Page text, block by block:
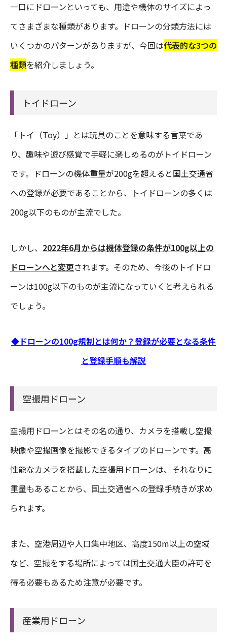
一口にドローンといっても、用途や機体のサイズによっ
てさまざまな種類があります。ドローンの分類方法には
いくつかのパターンがありますが、今回は代表的な3つの
種類を紹介しましょう。
トイドローン
「トイ（Toy）」とは玩具のことを意味する言葉であ
り、趣味や遊び感覚で手軽に楽しめるのがトイドローン
です。ドローンの機体重量が200gを超えると国土交通省
への登録が必要であることから、トイドローンの多くは
200g以下のものが主流でした。
しかし、 2022年6月からは機体登録の条件が100g以上の
ドローンへと変更されます。そのため、今後のトイドロ
ーンは100g以下のものが主流になっていくと考えられる
でしょう。
◆ドローンの100g規制とは何か？登録が必要となる条件
と登録手順も解説
空撮用ドローン
空撮用ドローンとはその名の通り、カメラを搭載し空撮
映像や空撮画像を撮影できるタイプのドローンです。高
性能なカメラを搭載した空撮用ドローンは、それなりに
重量もあることから、国土交通省への登録手続きが求め
られます。
また、空港周辺や人口集中地区、高度150m以上の空域
など、空撮をする場所によっては国土交通大臣の許可を
得る必要もあるため注意が必要です。
産業用ドローン